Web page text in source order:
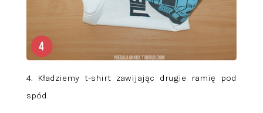
4. Kładziemy t-shirt zawijając drugie ramię pod
spód.